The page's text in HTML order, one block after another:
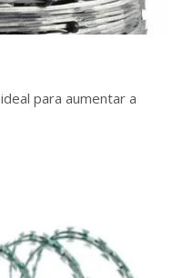
para aumentar a